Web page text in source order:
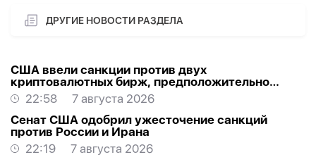
ДРУГИЕ НОВОСТИ РАЗДЕЛА
США ввели санкции против двух
криптовалютных бирж, предположительно
оказывавших финансовую помощь Ирану
22:58
7 августа 2026
Сенат США одобрил ужесточение санкций
против России и Ирана
22:19
7 августа 2026